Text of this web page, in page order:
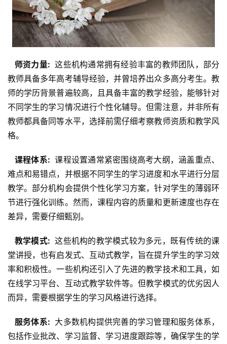
  师资力量:
这些机构通常拥有经验丰富的教师团队，部分
教师具备多年高考辅导经验，并曾培养出众多高分考生。教
师的学历背景普遍较高，且具备丰富的教学经验，能够针对
不同学生的学习情况进行个性化辅导。但需注意，并非所有
教师都具备同等水平，选择前需仔细考察教师资质和教学风
格。
  课程体系:
课程设置通常紧密围绕高考大纲，涵盖重点、
难点和易错点，并根据不同学生的学习进度和水平进行分层
教学。部分机构会提供个性化学习方案，针对学生的薄弱环
节进行强化训练。然而，课程内容的质量和更新速度也存在
差异，需要仔细甄别。
  教学模式:
这些机构的教学模式较为多元，既有传统的课
堂讲授，也有启发式、互动式教学，旨在提升学生的学习效
率和积极性。一些机构还引入了先进的教学技术和工具，如
在线学习平台、互动式教学软件等。但教学模式的优劣因人
而异，需要根据学生的学习风格进行选择。
  服务体系:
大多数机构提供完善的学习管理和服务体系，
包括作业批改、学习监督、学习进度跟踪等，确保学生的学